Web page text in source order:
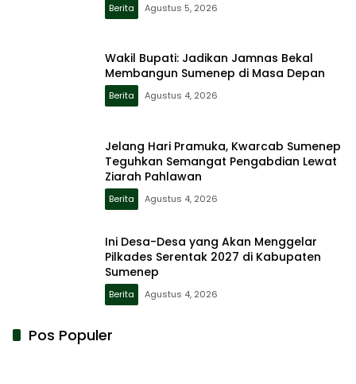
Berita Agustus 5, 2026
Wakil Bupati: Jadikan Jamnas Bekal
Membangun Sumenep di Masa Depan
Berita Agustus 4, 2026
Jelang Hari Pramuka, Kwarcab Sumenep
Teguhkan Semangat Pengabdian Lewat
Ziarah Pahlawan
Berita Agustus 4, 2026
Ini Desa-Desa yang Akan Menggelar
Pilkades Serentak 2027 di Kabupaten
Sumenep
Berita Agustus 4, 2026
Pos Populer